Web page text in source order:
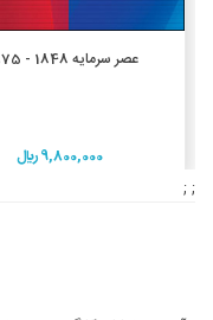
افزودن به سبد خریدعصر سرمایه 1848 - 1875
9,800,000 ريال
; ;